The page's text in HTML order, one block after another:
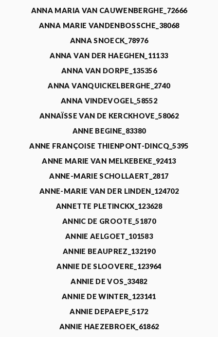
ANNA MARIA VAN CAUWENBERGHE_72666
ANNA MARIE VANDENBOSSCHE_38068
ANNA SNOECK_78976
ANNA VAN DER HAEGHEN_11133
ANNA VAN DORPE_135356
ANNA VANQUICKELBERGHE_2740
ANNA VINDEVOGEL_58552
ANNAÏSSE VAN DE KERCKHOVE_58062
ANNE BEGINE_83380
ANNE FRANÇOISE THIENPONT-DINCQ_5395
ANNE MARIE VAN MELKEBEKE_92413
ANNE-MARIE SCHOLLAERT_2817
ANNE-MARIE VAN DER LINDEN_124702
ANNETTE PLETINCKX_123628
ANNIC DE GROOTE_51870
ANNIE AELGOET_101583
ANNIE BEAUPREZ_132190
ANNIE DE SLOOVERE_123964
ANNIE DE VOS_33482
ANNIE DE WINTER_123141
ANNIE DEPAEPE_5172
ANNIE HAEZEBROEK_61862